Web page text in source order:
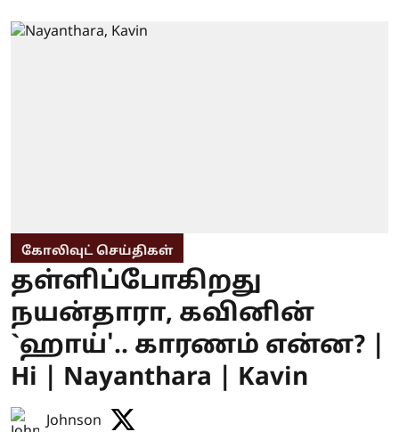
கோலிவுட் செய்திகள்
தள்ளிப்போகிறது
நயன்தாரா, கவினின்
`ஹாய்'.. காரணம் என்ன? |
Hi | Nayanthara | Kavin
Johnson